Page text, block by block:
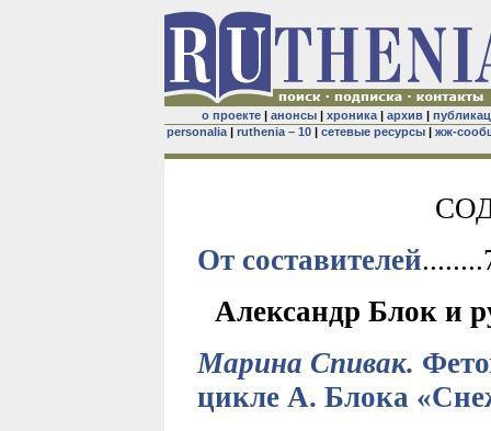
о проекте| анонсы| хроника| архив|
personalia| ruthenia – 10| сетевые ресурсы| жж-
От составителей
Александр Блок и
Марина Спивак.
цикле А. Блока